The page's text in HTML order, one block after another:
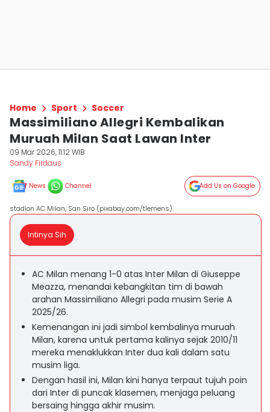
Home Sport Soccer
Massimiliano Allegri Kembalikan
Muruah Milan Saat Lawan Inter
09 Mar 2026, 11:12 WIB
Sandy Firdaus
News Channel Add Us on Google
stadion AC Milan, San Siro (pixabay.com/tlemens)
Intinya Sih
AC Milan menang 1-0 atas Inter Milan di Giuseppe
Meazza, menandai kebangkitan tim di bawah
arahan Massimiliano Allegri pada musim Serie A
2025/26.
Kemenangan ini jadi simbol kembalinya muruah
Milan, karena untuk pertama kalinya sejak 2010/11
mereka menaklukkan Inter dua kali dalam satu
musim liga.
Dengan hasil ini, Milan kini hanya terpaut tujuh poin
dari Inter di puncak klasemen, menjaga peluang
bersaing hingga akhir musim.